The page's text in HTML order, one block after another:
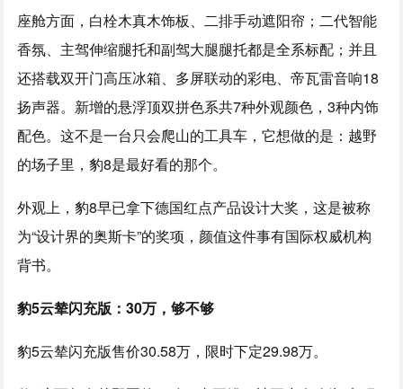
座舱方面，白栓木真木饰板、二排手动遮阳帘；二代智能
香氛、主驾伸缩腿托和副驾大腿腿托都是全系标配；并且
还搭载双开门高压冰箱、多屏联动的彩电、帝瓦雷音响18
扬声器。新增的悬浮顶双拼色系共7种外观颜色，3种内饰
配色。这不是一台只会爬山的工具车，它想做的是：越野
的场子里，豹8是最好看的那个。
外观上，豹8早已拿下德国红点产品设计大奖，这是被称
为“设计界的奥斯卡”的奖项，颜值这件事有国际权威机构
背书。
豹5云辇闪充版：30万，够不够
豹5云辇闪充版售价30.58万，限时下定29.98万。